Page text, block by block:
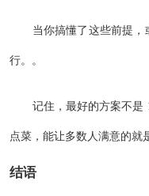
当你搞懂了这些前提，
行。。
记住，最好的方案不是
点菜，能让多数人满意的就
结语